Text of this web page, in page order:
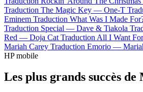
Traduction The Magic Key — One-T
Eminem Traduction What Was I Made
Traduction Special — Dave & Tiakola
Red — Doja Cat Traduction All I Want
Mariah Carey Traduction Emorio —
HP mobile
Les plus grands succès de